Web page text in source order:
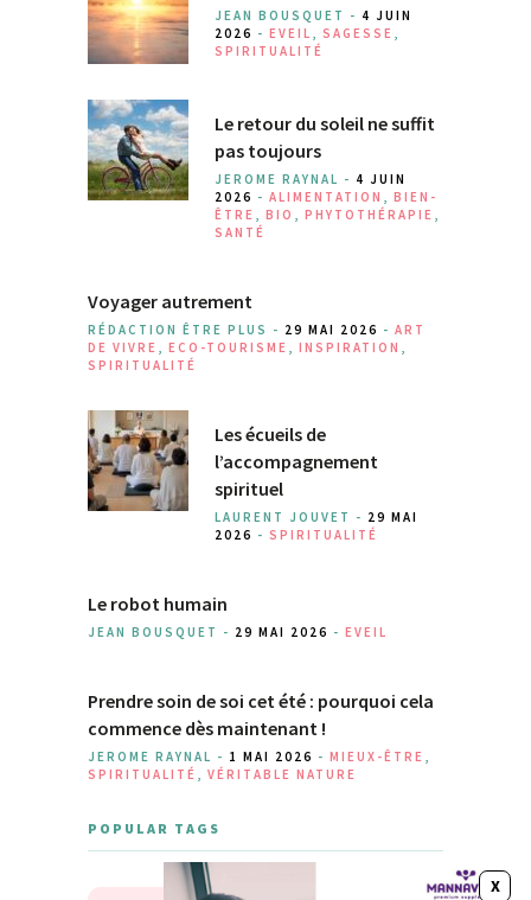
JEAN BOUSQUET - 4 JUIN
2026 - EVEIL , SAGESSE ,
SPIRITUALITÉ
Le retour du soleil ne suffit
pas toujours
JEROME RAYNAL - 4 JUIN
2026 - ALIMENTATION , BIEN-
ÊTRE , BIO , PHYTOTHÉRAPIE ,
SANTÉ
Voyager autrement
RÉDACTION ÊTRE PLUS - 29 MAI 2026 - ART
DE VIVRE , ECO-TOURISME , INSPIRATION ,
SPIRITUALITÉ
Les écueils de
l’accompagnement
spirituel
LAURENT JOUVET - 29 MAI
2026 - SPIRITUALITÉ
Le robot humain
JEAN BOUSQUET - 29 MAI 2026 - EVEIL
Prendre soin de soi cet été : pourquoi cela
commence dès maintenant !
JEROME RAYNAL - 1 MAI 2026 - MIEUX-ÊTRE ,
SPIRITUALITÉ , VÉRITABLE NATURE
POPULAR TAGS